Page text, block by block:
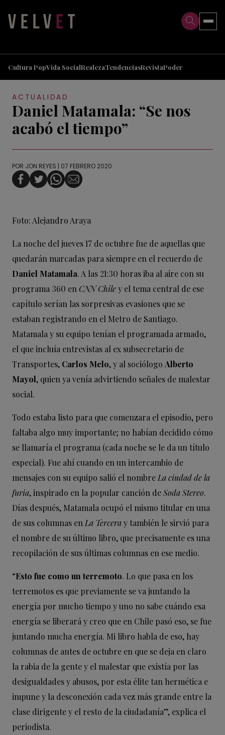
Cultura PopVida SocialRealezaTendenciasRevistaPoder
ACTUALIDAD
Daniel Matamala: “Se nos
acabó el tiempo”
POR JON REYES | 07 FEBRERO 2020
Foto: Alejandro Araya
La noche del jueves 17 de octubre fue de aquellas que
quedarán marcadas para siempre en el recuerdo de
Daniel Matamala. A las 21:30 horas iba al aire con su
programa 360 en CNN Chiley el tema central de ese
capítulo serían las sorpresivas evasiones que se
estaban registrando en el Metro de Santiago.
Matamala y su equipo tenían el programada armado,
el que incluía entrevistas al ex subsecretario de
Transportes, Carlos Melo, y al sociólogo Alberto
Mayol, quien ya venía advirtiendo señales de malestar
social.
Todo estaba listo para que comenzara el episodio, pero
faltaba algo muy importante; no habían decidido cómo
se llamaría el programa (cada noche se le da un título
especial). Fue ahí cuando en un intercambio de
mensajes con su equipo salió el nombre La ciudad de la
furia, inspirado en la popular canción deSoda Stereo.
Días después, Matamala ocupó el mismo titular en una
de sus columnas en La Terceray también le sirvió para
el nombre de su último libro, que precisamente es una
recopilación de sus últimas columnas en ese medio.
“Esto fue como un terremoto. Lo que pasa en los
terremotos es que previamente se va juntando la
energía por mucho tiempo y uno no sabe cuándo esa
energía se liberará y creo que en Chile pasó eso, se fue
juntando mucha energía. Mi libro habla de eso, hay
columnas de antes de octubre en que se deja en claro
la rabia de la gente y el malestar que existía por las
desigualdades y abusos, por esta élite tan hermética e
impune y la desconexión cada vez más grande entre la
clase dirigente y el resto de la ciudadanía”, explica el
periodista.